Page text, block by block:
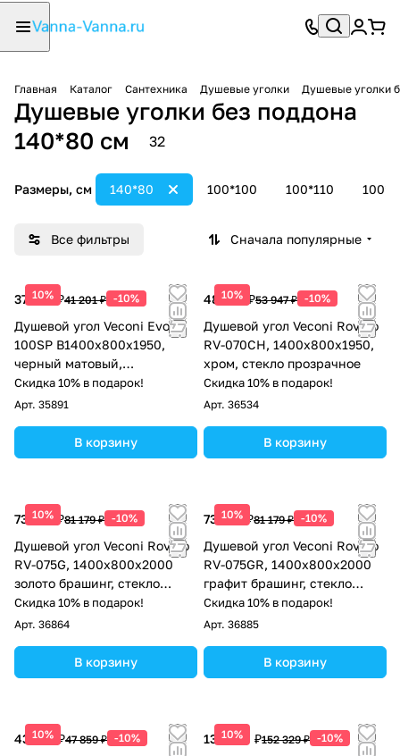
Главная Каталог Сантехника Душевые уголки Душевые уголки
Душевые уголки без поддона
140*80 см
32
Размеры, см 100*100 100*110
140*80
Все фильтры Сначала популярные
10%
37 081 ₽41 201 ₽ -10%
Душевой угол Veconi Evo
100SP B1400х800x1950,
черный матовый,
прозрачное стекло
Скидка 10% в подарок!
Арт. 35891
В корзину
10%
48 552 ₽53 947 ₽ -10%
Душевой угол Veconi Rovigo
RV-070CH, 1400х800х1950,
хром, стекло прозрачное
Скидка 10% в подарок!
Арт. 36534
В корзину
10%
73 061 ₽81 179 ₽ -10%
Душевой угол Veconi Rovigo
RV-075G, 1400х800х2000
золото брашинг, стекло
прозрачное
Скидка 10% в подарок!
Арт. 36864
В корзину
10%
73 061 ₽81 179 ₽ -10%
Душевой угол Veconi Rovigo
RV-075GR, 1400х800х2000
графит брашинг, стекло
прозрачное
Скидка 10% в подарок!
Арт. 36885
В корзину
10%
43 073 ₽47 859 ₽ -10% 10%
137 096 ₽152 329 ₽ -10%